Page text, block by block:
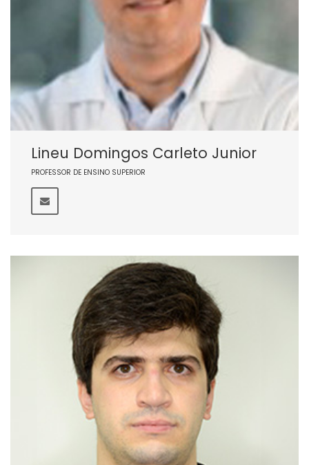
Lineu Domingos Carleto Junior
PROFESSOR DE ENSINO SUPERIOR